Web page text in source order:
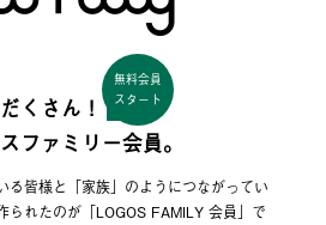
くさん！
無料会員
スタート
ファミリー会員。
る皆様と「家族」のようにつながってい
られたのが「LOGOS FAMILY 会員」で